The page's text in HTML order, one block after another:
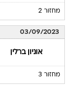
מחזור 2
03/09/2023
אוניון ברלין
מחזור 3